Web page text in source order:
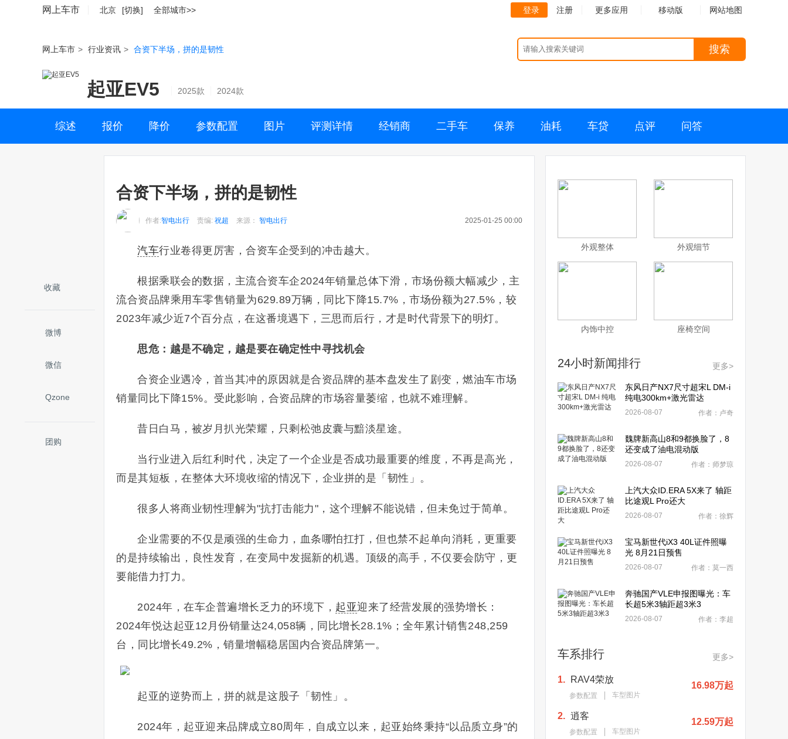
网上车市 北京 [切换] 全部城市>> 登录 注册 更多应用 移动版 网站地图
网上车市 > 行业资讯 > 合资下半场，拼的是韧性 搜索
起亚EV5 2025款 2024款
综述 报价 降价 参数配置 图片 评测详情 经销商 二手车 保养 油耗 车贷 点评 问答
收藏
微博
微信
Qzone
团购
合资下半场，拼的是韧性
作者:智电出行 责编: 祝超 来源： 智电出行 2025-01-25 00:00
汽车行业卷得更厉害，合资车企受到的冲击越大。
‌‌根据乘联会的数据，主流合资车企2024年销量总体下滑，市场份额大幅减少，主
流合资品牌乘用车零售销量为629.89万辆，同比下降15.7%，市场份额为27.5%，较
2023年减少近7个百分点，在这番境遇下，三思而后行，才是时代背景下的明灯。
思危：越是不确定，越是要在确定性中寻找机会
合资企业遇冷，首当其冲的原因就是合资品牌的基本盘发生了剧变，燃油车市场
销量同比下降15%。受此影响，合资品牌的市场容量萎缩，也就不难理解。
昔日白马，被岁月扒光荣耀，只剩松弛皮囊与黯淡星途。
当行业进入后红利时代，决定了一个企业是否成功最重要的维度，不再是高光，
而是其短板，在整体大环境收缩的情况下，企业拼的是「韧性」。
很多人将商业韧性理解为"抗打击能力"，这个理解不能说错，但未免过于简单。
企业需要的不仅是顽强的生命力，血条哪怕扛打，但也禁不起单向消耗，更重要
的是持续输出，良性发育，在变局中发掘新的机遇。顶级的高手，不仅要会防守，更
要能借力打力。
2024年，在车企普遍增长乏力的环境下， 起亚迎来了经营发展的强势增长：
2024年悦达起亚12月份销量达24,058辆，同比增长28.1%；全年累计销售248,259
台，同比增长49.2%，销量增幅稳居国内合资品牌第一。
起亚的逆势而上，拼的就是这股子「韧性」。
2024年，起亚迎来品牌成立80周年，自成立以来，起亚始终秉持“以品质立身”的
外观整体 外观细节
内饰中控 座椅空间
24小时新闻排行 更多>
东风日产NX7尺寸超宋L DM-i
纯电300km+激光雷达
2026-08-07 作者：卢奇
魏牌新高山8和9都换脸了，8
还变成了油电混动版
2026-08-07 作者：师梦琼
上汽大众ID.ERA 5X来了 轴距
比途观L Pro还大
2026-08-07 作者：徐辉
宝马新世代iX3 40L证件照曝
光 8月21日预售
2026-08-07 作者：莫一西
奔驰国产VLE申报图曝光：车
长超5米3轴距超3米3
2026-08-07 作者：李超
车系排行 更多>
1. RAV4荣放
参数配置 车型图片
16.98万起
2. 逍客
参数配置 车型图片
12.59万起